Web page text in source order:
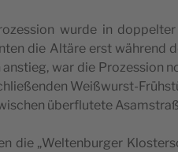
wur­de in
die Altä­re erst wäh­rend
anstieg, war die Pro­zes­si­on
Weiß­wurst-
über­flu­te­te
die „Wel­ten­bur­ger